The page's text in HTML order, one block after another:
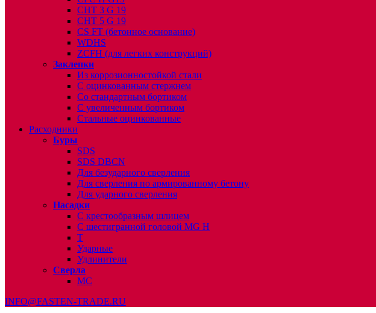
CHT 3 G 19
CHT 5 G 19
CS FT (бетонное основание)
WDHS
ZCFH (для легких конструкций)
Заклепки
Из коррозионностойкой стали
С оцинкованным стержнем
Со стандартным бортиком
С увеличенным бортиком
Стальные оцинкованные
Расходники
Буры
SDS
SDS DBCN
Для безударного сверления
Для сверления по армированному бетону
Для ударного сверления
Насадки
С крестообразным шлицем
С шестигранной головой MG H
T
Ударные
Удлинители
Сверла
МС
INFO@FASTEN-TRADE.RU